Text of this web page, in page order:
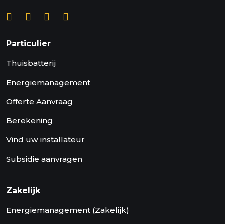
Particulier
Thuisbatterij
Energiemanagement
Offerte Aanvraag
Berekening
Vind uw installateur
Subsidie aanvragen
Zakelijk
Energiemanagement (Zakelijk)